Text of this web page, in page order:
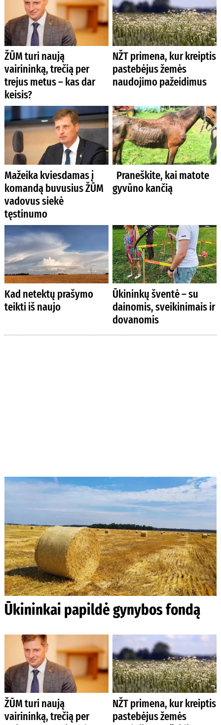
ŽŪM turi naują
vairininką, trečią per
trejus metus – kas dar
keisis?
NŽT primena, kur kreiptis
pastebėjus žemės
naudojimo pažeidimus
Mažeika kviesdamas į
komandą buvusius ŽŪM
vadovus siekė
tęstinumo
Praneškite, kai matote
gyvūno kančią
Kad netektų prašymo
teikti iš naujo
Ūkininkų šventė – su
dainomis, sveikinimais ir
dovanomis
Ūkininkai papildė gynybos fondą
ŽŪM turi naują
vairininką, trečią per
NŽT primena, kur kreiptis
pastebėjus žemės